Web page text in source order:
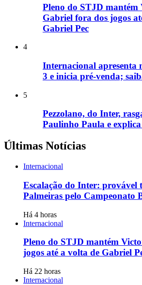
Pleno do STJD mantém
Gabriel fora dos jogos
Gabriel Pec
4
Internacional apresenta
3 e inicia pré-venda;
5
Pezzolano, do Inter,
Paulinho Paula e
Últimas Notícias
Internacional
Escalação do Inter: provável
Palmeiras pelo Campeonato
Há 4 horas
Internacional
Pleno do STJD mantém
jogos até a volta de Gabriel
Há 22 horas
Internacional